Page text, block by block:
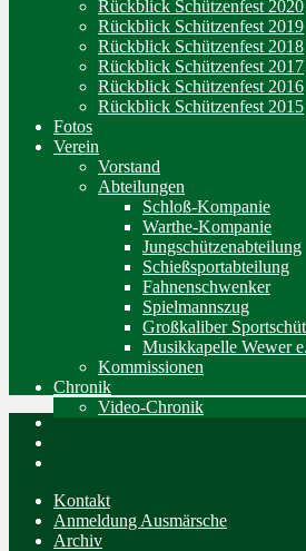
Rückblick Schützenfest 2020
Rückblick Schützenfest 2019
Rückblick Schützenfest 2018
Rückblick Schützenfest 2017
Rückblick Schützenfest 2016
Rückblick Schützenfest 2015
Fotos
Verein
Vorstand
Abteilungen
Schloß-Kompanie
Warthe-Kompanie
Jungschützenabteilung
Schießsportabteilung
Fahnenschwenker
Spielmannszug
Großkaliber
Musikkapelle Wewer
Kommissionen
Chronik
Video-Chronik
Kontakt
Anmeldung Ausmärsche
Archiv